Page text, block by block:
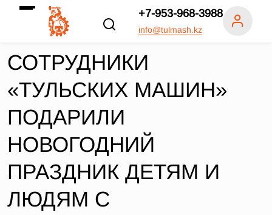
+7-953-968-3988
info@tulmash.kz
СОТРУДНИКИ
«ТУЛЬСКИХ МАШИН»
ПОДАРИЛИ
НОВОГОДНИЙ
ПРАЗДНИК ДЕТЯМ И
ЛЮДЯМ С